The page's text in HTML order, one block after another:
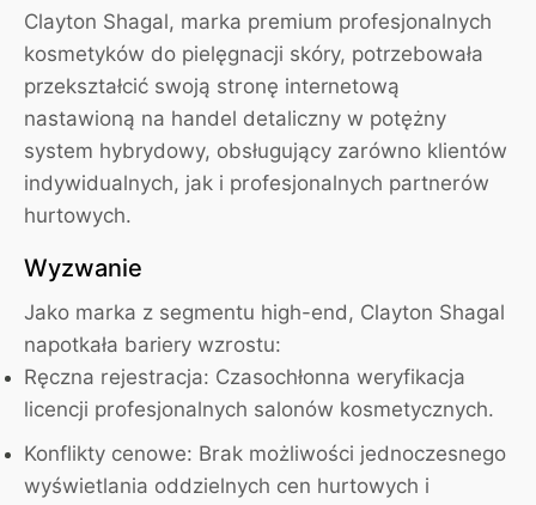
Clayton Shagal, marka premium profesjonalnych
kosmetyków do pielęgnacji skóry, potrzebowała
przekształcić swoją stronę internetową
nastawioną na handel detaliczny w potężny
system hybrydowy, obsługujący zarówno klientów
indywidualnych, jak i profesjonalnych partnerów
hurtowych.
Wyzwanie
Jako marka z segmentu high-end, Clayton Shagal
napotkała bariery wzrostu:
Ręczna rejestracja: Czasochłonna weryfikacja
licencji profesjonalnych salonów kosmetycznych.
Konflikty cenowe: Brak możliwości jednoczesnego
wyświetlania oddzielnych cen hurtowych i